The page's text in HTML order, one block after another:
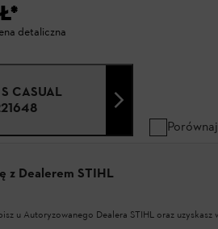
*
detaliczna
CASUAL
Porównaj
z Dealerem STIHL
u Autoryzowanego Dealera STIHL oraz